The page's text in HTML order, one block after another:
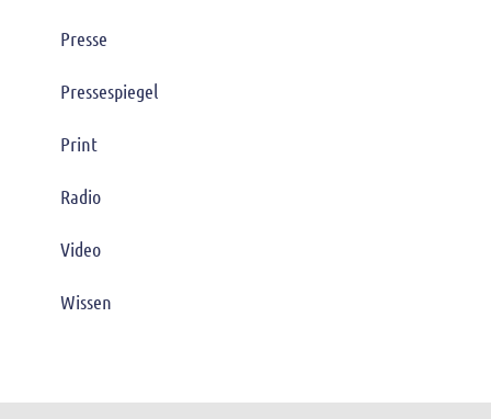
Presse
Pressespiegel
Print
Radio
Video
Wissen